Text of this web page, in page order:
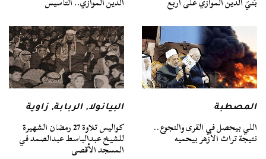
المصطبة
اللي بيحصل في القرى والنجوع..
نتيجة تراث الأزهر بيحميه
البيانولا,الربابة, زاوية
كواليس تلاوة 27 رمضان الشهيرة
للشيخ عبدالباسط عبدالصمد في
المسجد الأقصى